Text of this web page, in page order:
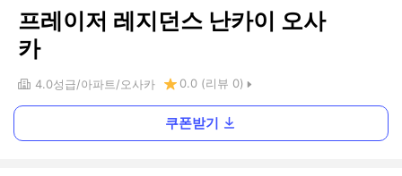
프레이저 레지던스 난카이 오사
카
4.0성급 아파트 오사카 0.0 (리뷰 0)
쿠폰받기